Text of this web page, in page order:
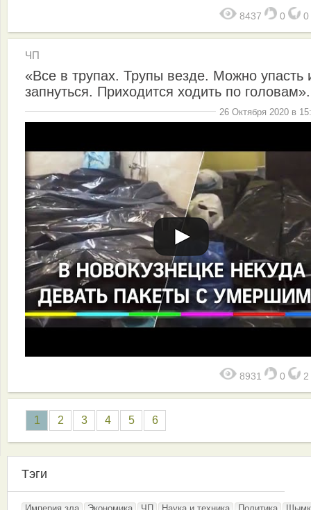
8437 0 0
ЧП
«Все в трупах. Трупы везде. Можно упасть
запнуться. Приходится ходить по головам».
26 Октября 2020 в
8931 0 2
1 2 3 4 5 6
Тэги